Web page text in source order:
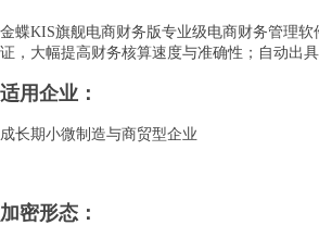
金蝶KIS旗舰电商财务版专业级电商财务管理
证，大幅提高财务核算速度与准确性；自动出
适用企业：
成长期小微制造与商贸型企业
加密形态：